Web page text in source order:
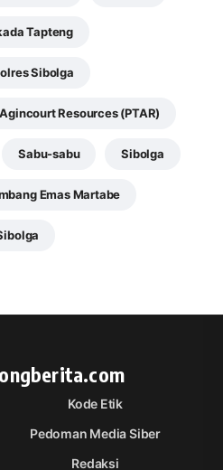
Tapteng
Sibolga
Resources (PTAR)
Sabu-sabu Sibolga
Emas Martabe
Kode Etik
Pedoman Media Siber
Redaksi